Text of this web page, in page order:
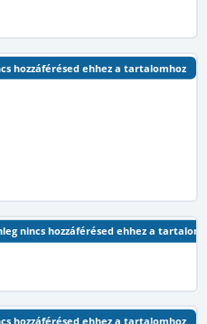
hozzáférésed ehhez a tartalomhoz
nincs hozzáférésed ehhez a
hozzáférésed ehhez a tartalomhoz